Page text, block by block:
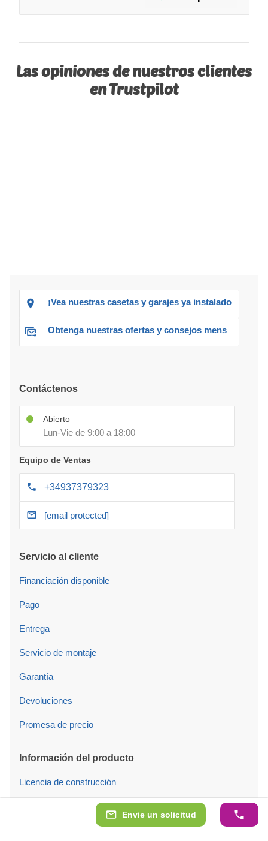
Envie un solicitud
Las opiniones de nuestros clientes
en Trustpilot
¡Vea nuestras casetas y garajes ya instalados!
Obtenga nuestras ofertas y consejos mensuales
Contáctenos
Abierto
Lun-Vie de 9:00 a 18:00
Equipo de Ventas
+34937379323
[email protected]
Servicio al cliente
Financiación disponible
Pago
Entrega
Servicio de montaje
Garantía
Devoluciones
Promesa de precio
Información del producto
Licencia de construcción
Tipos de construcción